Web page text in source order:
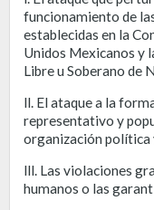
funcionamiento de
establecidas en la
Unidos Mexicanos y
Libre u Soberano de
ll. El ataque a la
representativo y
organización política
lll. Las violaciones
humanos o las